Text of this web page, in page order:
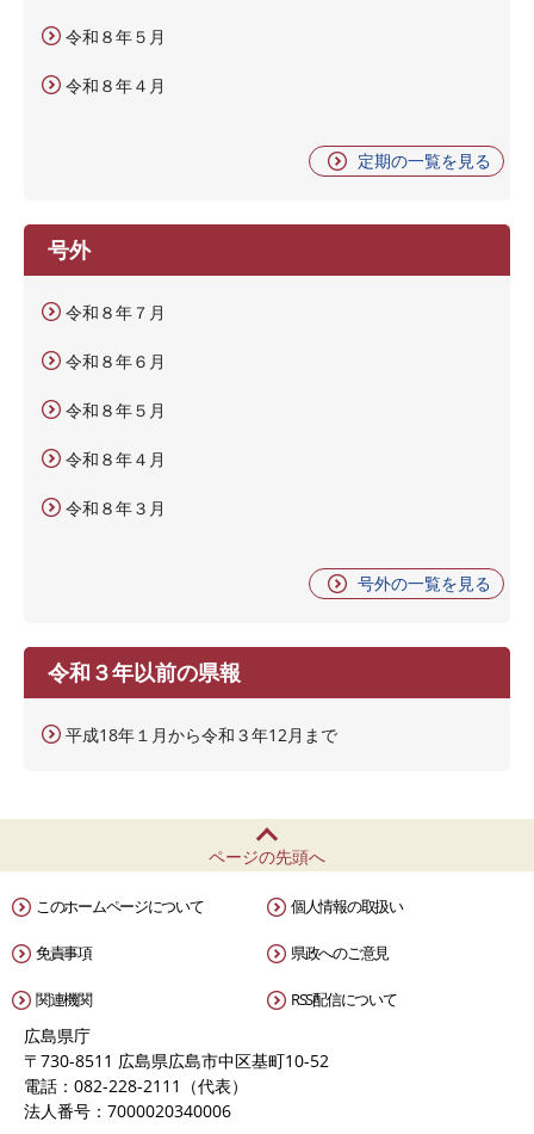
令和８年５月
令和８年４月
定期の一覧を見る
号外
令和８年７月
令和８年６月
令和８年５月
令和８年４月
令和８年３月
号外の一覧を見る
令和３年以前の県報
平成18年１月から令和３年12月まで
ページの先頭へ
このホームページについて 個人情報の取扱い
免責事項 県政へのご意見
関連機関 RSS配信について
広島県庁
〒730-8511 広島県広島市中区基町10-52
電話：082-228-2111（代表）
法人番号：7000020340006